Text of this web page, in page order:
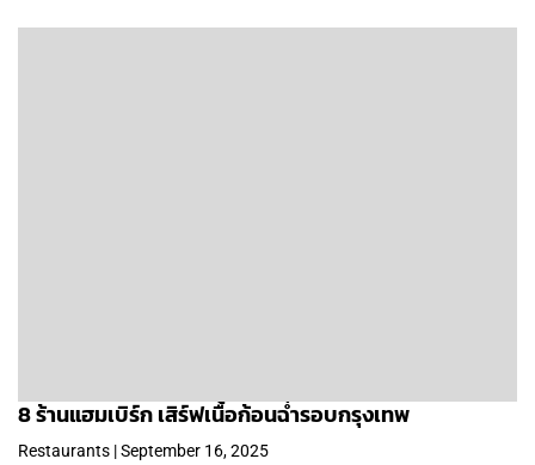
8 ร้านแฮมเบิร์ก เสิร์ฟเนื้อก้อนฉ่ำรอบกรุงเทพ
Restaurants | September 16, 2025